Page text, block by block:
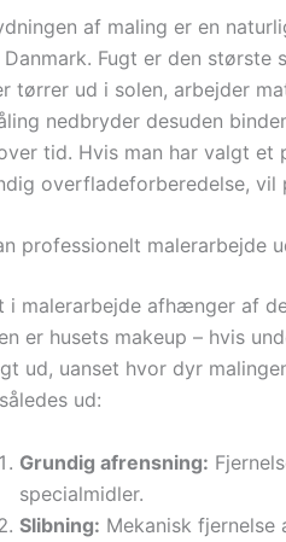
af maling er en
Fugt er den
tørrer ud i solen, arbejder
nedbryder desuden
tid. Hvis man har valgt
overfladeforberedelse,
professionelt malerarbejde
i malerarbejde afhænger af
er husets makeup – hvis
ud, uanset hvor dyr
ud:
Grundig afrensning:
specialmidler.
Slibning: Mekanisk